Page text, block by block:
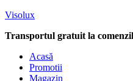
Visolux
Transportul gratuit la
Menu
Acasă
Promotii
Magazin